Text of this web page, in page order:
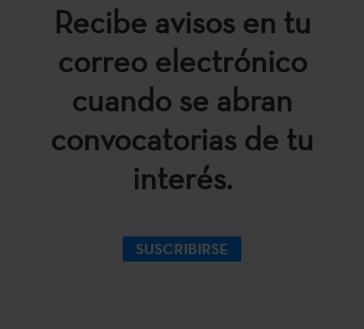
Recibe avisos en tu
correo electrónico
cuando se abran
convocatorias de tu
interés.
SUSCRIBIRSE